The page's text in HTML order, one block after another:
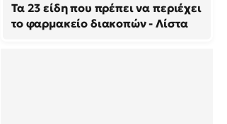
Τα 23 είδη που πρέπει να περιέχει
το φαρμακείο διακοπών - Λίστα